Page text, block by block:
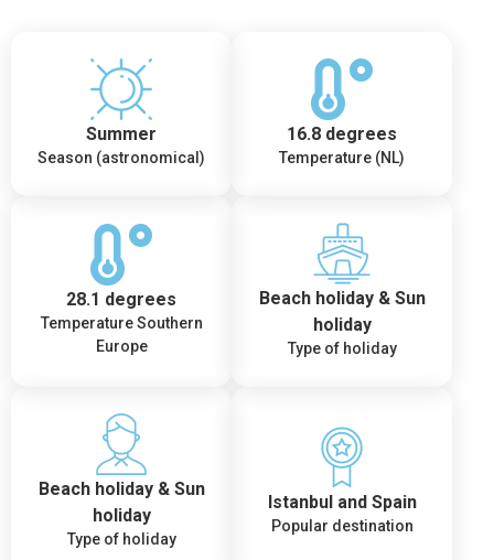
Summer
Season (astronomical)
16.8 degrees
Temperature (NL)
28.1 degrees
Temperature Southern
Europe
Beach holiday & Sun
holiday
Type of holiday
Beach holiday & Sun
holiday
Type of holiday
Istanbul and Spain
Popular destination